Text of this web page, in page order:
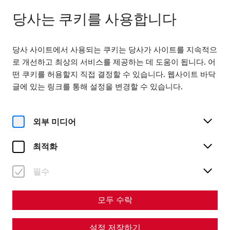
당사는 쿠키를 사용합니다
당사 사이트에서 사용되는 쿠키는 당사가 사이트를 지속적으
로 개선하고 최상의 서비스를 제공하는 데 도움이 됩니다. 어
떤 쿠키를 허용할지 직접 결정할 수 있습니다. 웹사이트 바닥
글에 있는 링크를 통해 설정을 변경할 수 있습니다.
외부 미디어
최적화
필수
모두 수락
설정 저장하기
Home Kinderfest
Kinderfest
On June 20 and 21, 2026